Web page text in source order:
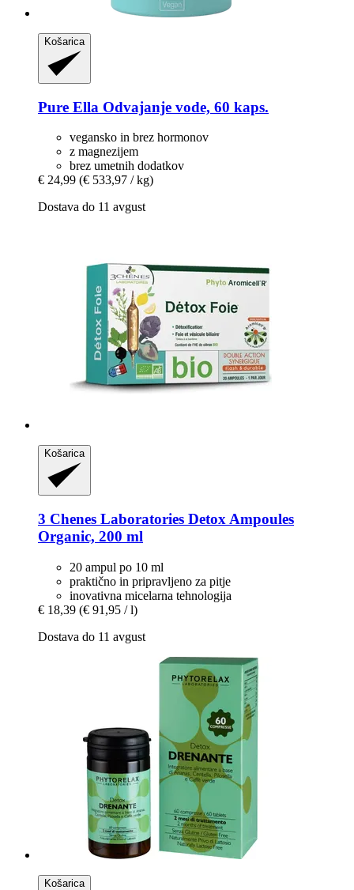
Košarica
Pure Ella Odvajanje vode, 60 kaps.
vegansko in brez hormonov
z magnezijem
brez umetnih dodatkov
€ 24,99 (€ 533,97 / kg)
Dostava do 11 avgust
Košarica
3 Chenes Laboratories Detox Ampoules
Organic, 200 ml
20 ampul po 10 ml
praktično in pripravljeno za pitje
inovativna micelarna tehnologija
€ 18,39 (€ 91,95 / l)
Dostava do 11 avgust
Košarica